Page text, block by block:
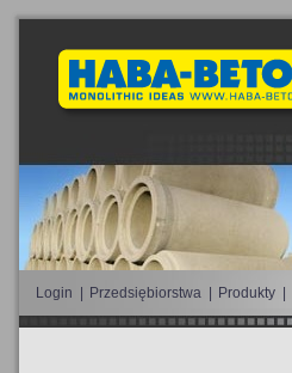
Login Przedsiębiorstwa Produkty